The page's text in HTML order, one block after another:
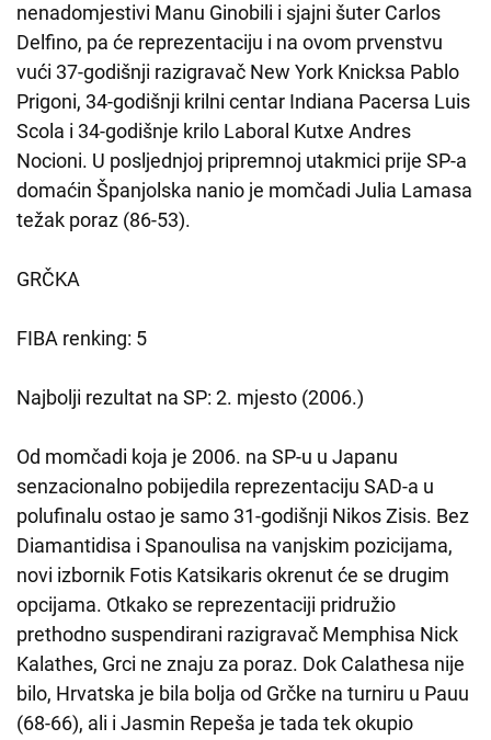
nenadomjestivi Manu Ginobili i sjajni šuter Carlos
Delfino, pa će reprezentaciju i na ovom prvenstvu
vući 37-godišnji razigravač New York Knicksa Pablo
Prigoni, 34-godišnji krilni centar Indiana Pacersa Luis
Scola i 34-godišnje krilo Laboral Kutxe Andres
Nocioni. U posljednjoj pripremnoj utakmici prije SP-a
domaćin Španjolska nanio je momčadi Julia Lamasa
težak poraz (86-53).
GRČKA
FIBA renking: 5
Najbolji rezultat na SP: 2. mjesto (2006.)
Od momčadi koja je 2006. na SP-u u Japanu
senzacionalno pobijedila reprezentaciju SAD-a u
polufinalu ostao je samo 31-godišnji Nikos Zisis. Bez
Diamantidisa i Spanoulisa na vanjskim pozicijama,
novi izbornik Fotis Katsikaris okrenut će se drugim
opcijama. Otkako se reprezentaciji pridružio
prethodno suspendirani razigravač Memphisa Nick
Kalathes, Grci ne znaju za poraz. Dok Calathesa nije
bilo, Hrvatska je bila bolja od Grčke na turniru u Pauu
(68-66), ali i Jasmin Repeša je tada tek okupio